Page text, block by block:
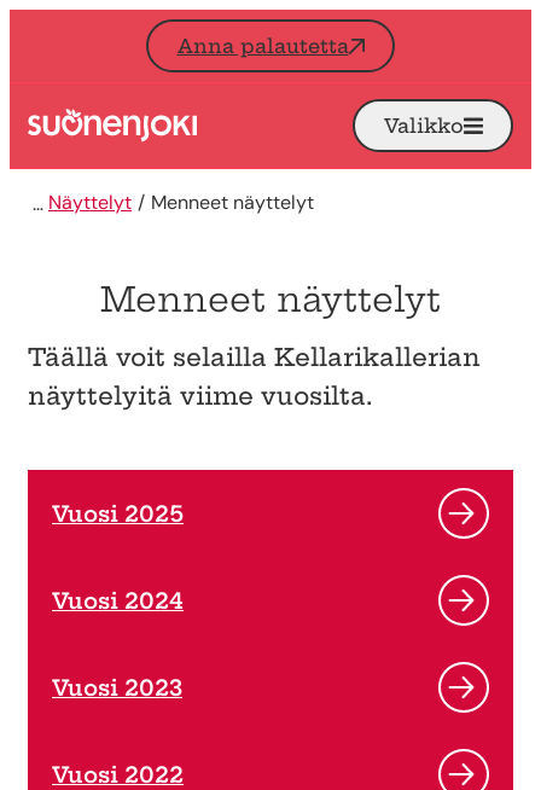
Siirry sisältöön
Anna palautetta
Etusivu Avaa
Valikko
Näyttelyt Menneet näyttelyt
Menneet näyttelyt
Täällä voit selailla Kellarikallerian
näyttelyitä viime vuosilta.
Vuosi 2025
Vuosi 2024
Vuosi 2023
Vuosi 2022